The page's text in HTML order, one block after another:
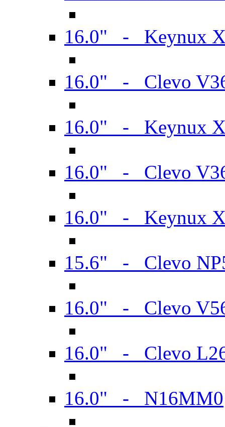
16.0" - Keynux
16.0" - Clevo
16.0" - Keynux
16.0" - Clevo
16.0" - Keynux
15.6" - Clevo
16.0" - Clevo
16.0" - Clevo
16.0" - N16MM0